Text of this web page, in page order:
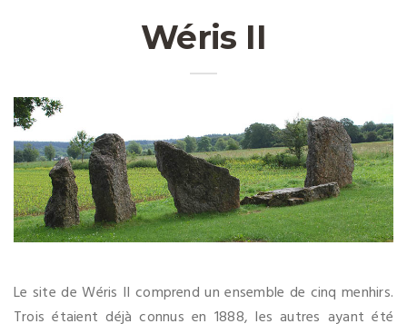
Wéris II
Le site de Wéris II comprend un ensemble de cinq menhirs.
Trois étaient déjà connus en 1888, les autres ayant été